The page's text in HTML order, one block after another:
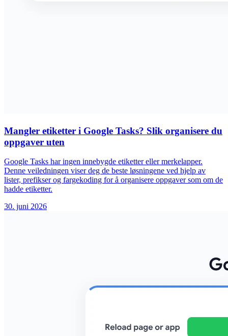
Mangler etiketter i Google Tasks? Slik organisere du
oppgaver uten
Google Tasks har ingen innebygde etiketter eller merkelapper.
Denne veiledningen viser deg de beste løsningene ved hjelp av
lister, prefikser og fargekoding for å organisere oppgaver som om de
hadde etiketter.
30. juni 2026